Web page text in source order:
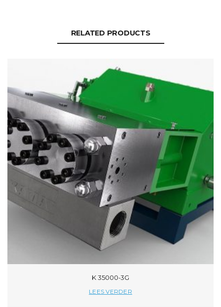
RELATED PRODUCTS
K 35000-3G
LEES VERDER